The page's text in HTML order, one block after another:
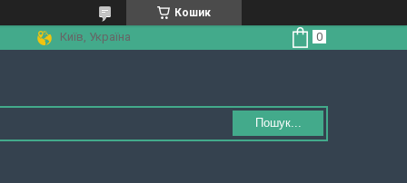
Кошик
Київ, Україна
Пошук...